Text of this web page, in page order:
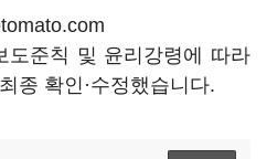
도준칙 및 윤리강령에 따라
종 확인·수정했습니다.